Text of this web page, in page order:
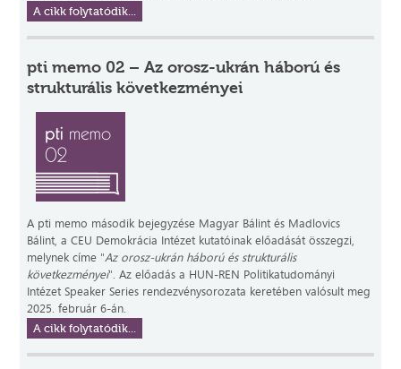
A cikk folytatódik...
pti memo 02 – Az orosz-ukrán háború és
strukturális következményei
A pti memo második bejegyzése Magyar Bálint és Madlovics
Bálint, a CEU Demokrácia Intézet kutatóinak előadását összegzi,
melynek címe "Az orosz-ukrán háború és strukturális
következményei". Az előadás a HUN-REN Politikatudományi
Intézet Speaker Series rendezvénysorozata keretében valósult meg
2025. február 6-án.
A cikk folytatódik...